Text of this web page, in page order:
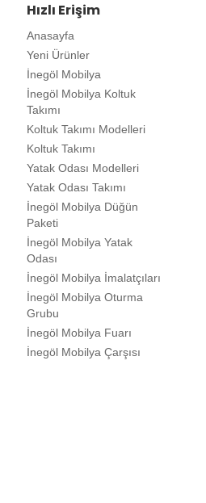
Hızlı Erişim
Anasayfa
Yeni Ürünler
İnegöl Mobilya
İnegöl Mobilya Koltuk
Takımı
Koltuk Takımı Modelleri
Koltuk Takımı
Yatak Odası Modelleri
Yatak Odası Takımı
İnegöl Mobilya Düğün
Paketi
İnegöl Mobilya Yatak
Odası
İnegöl Mobilya İmalatçıları
İnegöl Mobilya Oturma
Grubu
İnegöl Mobilya Fuarı
İnegöl Mobilya Çarşısı